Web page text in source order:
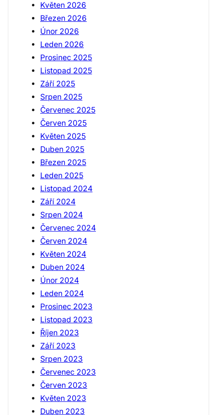
Květen 2026
Březen 2026
Únor 2026
Leden 2026
Prosinec 2025
Listopad 2025
Září 2025
Srpen 2025
Červenec 2025
Červen 2025
Květen 2025
Duben 2025
Březen 2025
Leden 2025
Listopad 2024
Září 2024
Srpen 2024
Červenec 2024
Červen 2024
Květen 2024
Duben 2024
Únor 2024
Leden 2024
Prosinec 2023
Listopad 2023
Říjen 2023
Září 2023
Srpen 2023
Červenec 2023
Červen 2023
Květen 2023
Duben 2023